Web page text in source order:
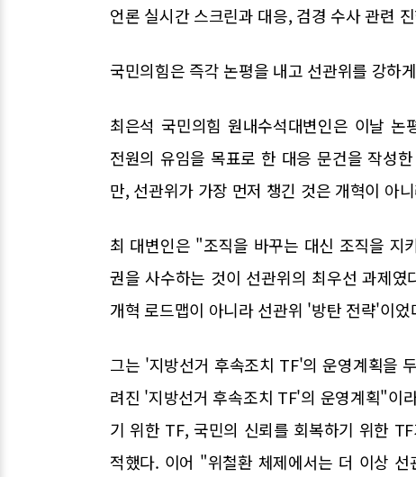
언론 실시간 스크린과 대응, 검경 수사 관련
국민의힘은 즉각 논평을 내고 선관위를 강하
최은석 국민의힘 원내수석대변인은 이날
전원의 유임을 목표로 한 대응 문건을 작성
만, 선관위가 가장 먼저 챙긴 것은 개혁이 아
최 대변인은 "조직을 바꾸는 대신 조직을 지
권을 사수하는 것이 선관위의 최우선 과제
개혁 로드맵이 아니라 선관위 '방탄 전략'이
그는 '지방선거 후속조치 TF'의 운영계획을
려진 '지방선거 후속조치 TF'의 운영계획"이
기 위한 TF, 국민의 신뢰를 회복하기 위한
적했다. 이어 "위철환 체제에서는 더 이상